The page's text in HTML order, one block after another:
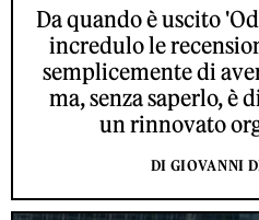
Da quando è uscito
incredulo le
semplicemente di
ma, senza saperlo,
un rinnovato
DI GIOVANNI